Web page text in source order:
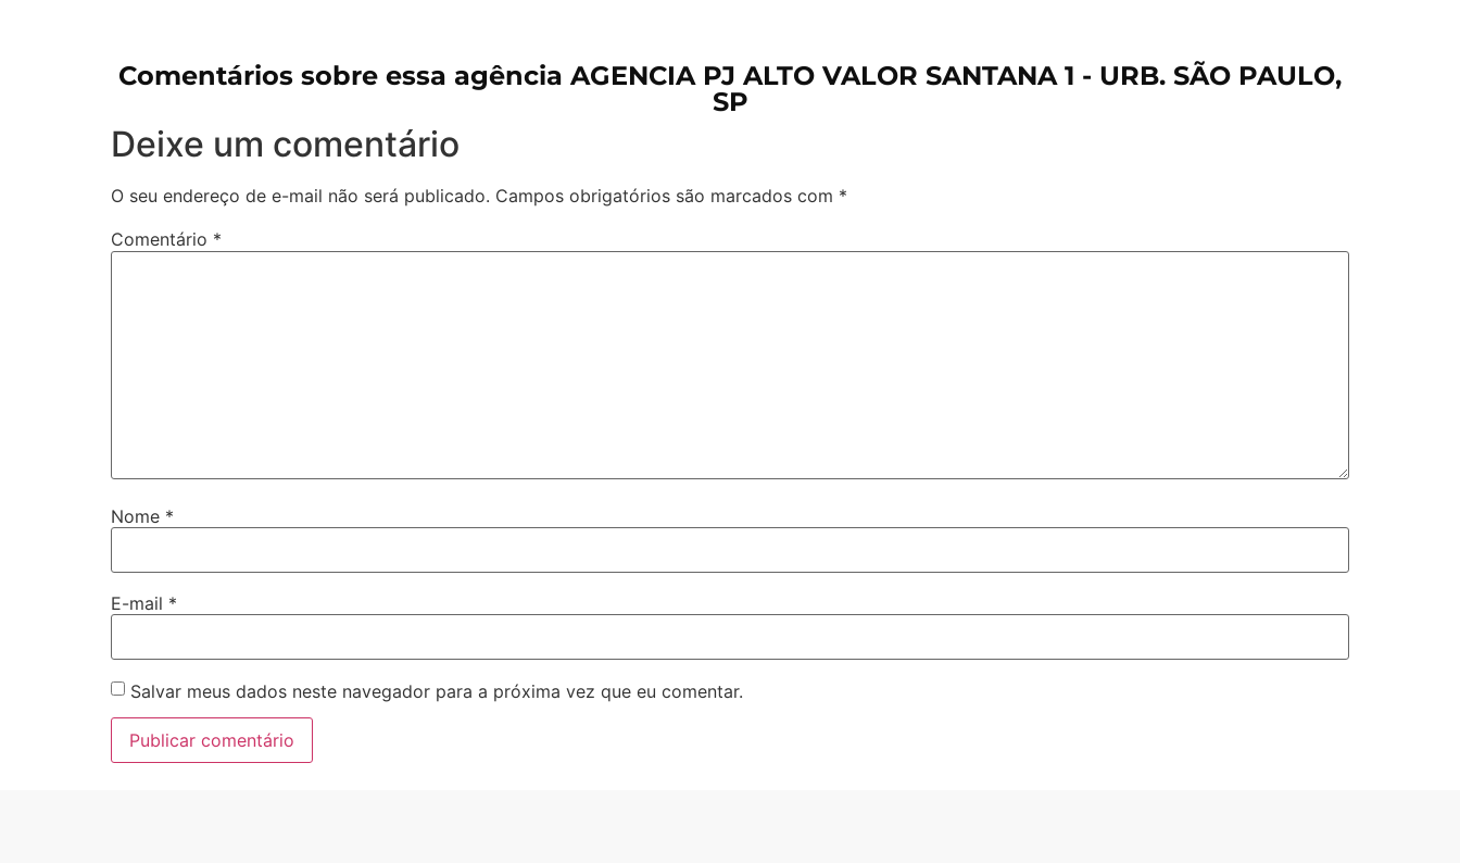
Comentários sobre essa agência AGENCIA PJ ALTO VALOR SANTANA 1 - URB. SÃO PAULO,
SP
Deixe um comentário
O seu endereço de e-mail não será publicado. Campos obrigatórios são marcados com *
Comentário *
Nome *
E-mail *
Salvar meus dados neste navegador para a próxima vez que eu comentar.